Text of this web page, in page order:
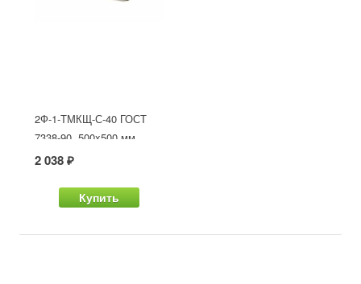
2Ф-1-ТМКЩ-С-40 ГОСТ
7338-90, 500x500 мм
2 038 ₽
Купить